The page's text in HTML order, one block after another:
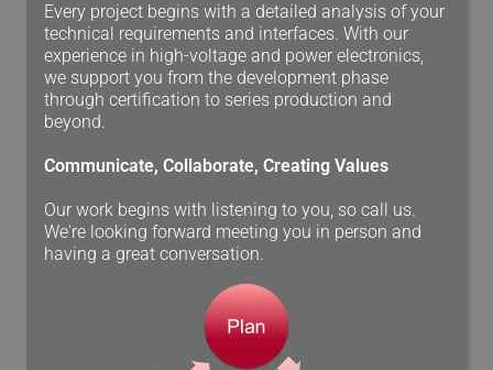
Every project begins with a detailed analysis of your
technical requirements and interfaces. With our
experience in high-voltage and power electronics,
we support you from the development phase
through certification to series production and
beyond.
Communicate, Collaborate, Creating Values
Our work begins with listening to you, so call us.
We're looking forward meeting you in person and
having a great conversation.